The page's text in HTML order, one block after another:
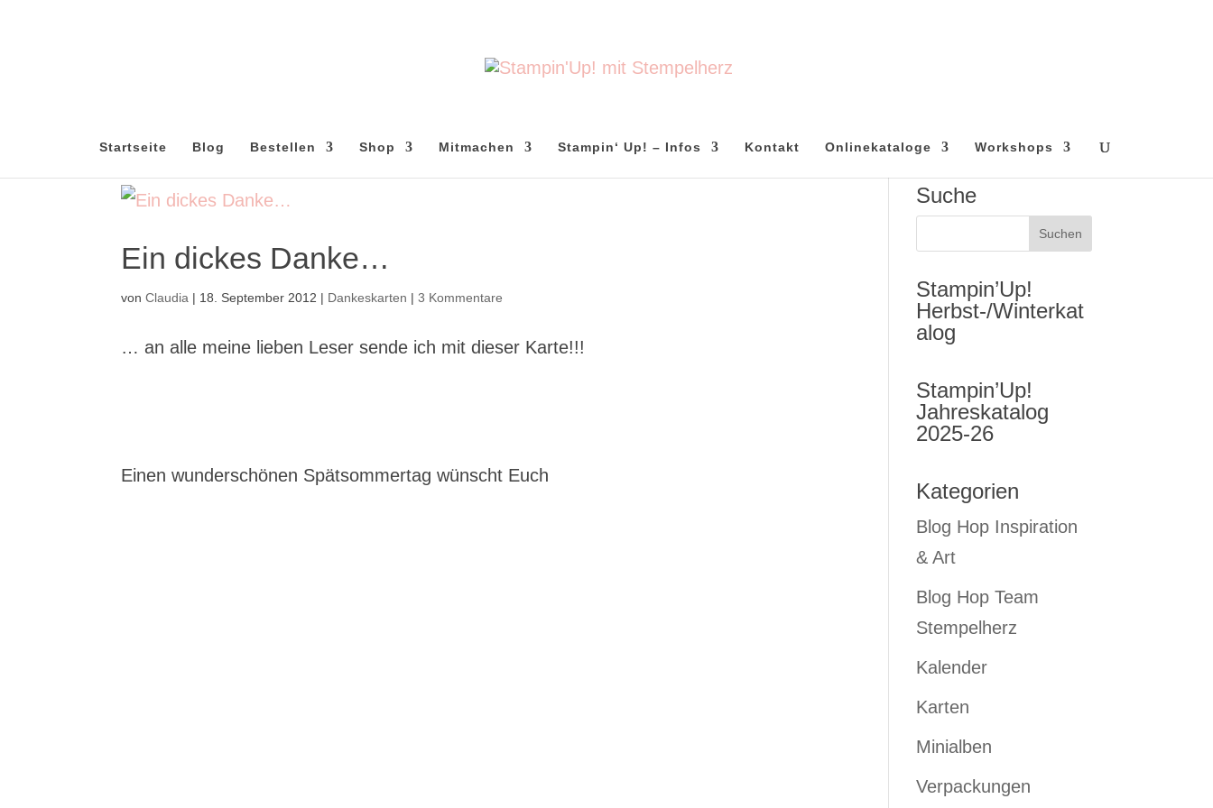
Startseite Blog Bestellen Shop Mitmachen Stampin‘ Up! – Infos Kontakt Onlinekataloge Workshops
Ein dickes Danke…
vonClaudia | 18. September 2012 | Dankeskarten |3 Kommentare
… an alle meine lieben Leser sende ich mit dieser Karte!!!
Einen wunderschönen Spätsommertag wünscht Euch
Suche
Stampin’Up!
Herbst-/Winterkat
alog
Stampin’Up!
Jahreskatalog
2025-26
Kategorien
Blog Hop Inspiration
& Art
Blog Hop Team
Stempelherz
Kalender
Karten
Minialben
Verpackungen